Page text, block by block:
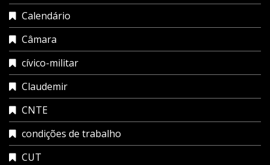
Calendário
Câmara
cívico-militar
Claudemir
CNTE
condições de trabalho
CUT